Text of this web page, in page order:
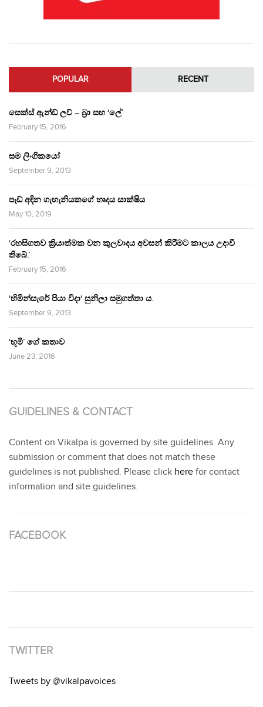
POPULAR RECENT
සෙක්ස් ඇන්ඩ් ලව් – බ්‍රා සහ ‘ලේ’
February 15, 2016
සම ලිංගිකයෝ
September 9, 2013
පෑඩ් අඳින ගැහැනියකගේ හෘදය සාක්ෂිය
May 10, 2019
‘රහසිගතව ක්‍රියාත්මක වන කුලවාදය අවසන් කිරීමට කාලය උදාවී
තිබේ.’
February 15, 2016
‘හිමින්සැරේ පියා විදා‘ සුනිලා සමුගත්තා ය.
September 9, 2013
‘භූමි’ ගේ කතාව
June 23, 2016
GUIDELINES & CONTACT
Content on Vikalpa is governed by site guidelines. Any
submission or comment that does not match these
guidelines is not published. Please click here for contact
information and site guidelines.
FACEBOOK
TWITTER
Tweets by @vikalpavoices